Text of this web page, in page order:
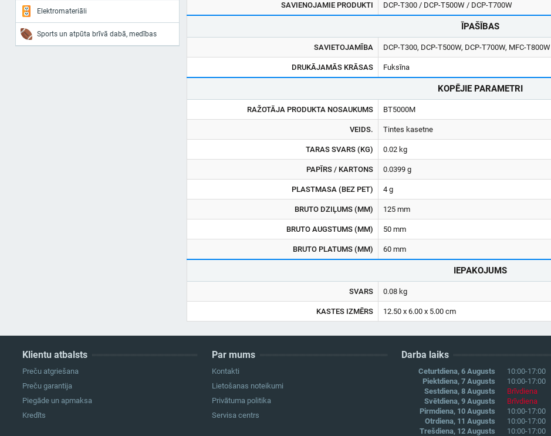
Elektromateriāli
Sports un atpūta brīvā dabā, medības
SAVIENOJAMIE PRODUKTI DCP-T300 / DCP-T500W / DCP-T700W
ĪPAŠĪBAS
SAVIETOJAMĪBA DCP-T300, DCP-T500W, DCP-T700W, MFC-T800W
DRUKĀJAMĀS KRĀSAS Fuksīna
KOPĒJIE PARAMETRI
RAŽOTĀJA PRODUKTA NOSAUKUMS BT5000M
VEIDS. Tintes kasetne
TARAS SVARS (KG) 0.02 kg
PAPĪRS / KARTONS 0.0399 g
PLASTMASA (BEZ PET) 4 g
BRUTO DZIĻUMS (MM) 125 mm
BRUTO AUGSTUMS (MM) 50 mm
BRUTO PLATUMS (MM) 60 mm
IEPAKOJUMS
SVARS 0.08 kg
KASTES IZMĒRS 12.50 x 6.00 x 5.00 cm
Klientu atbalsts
Preču atgriešana
Preču garantija
Piegāde un apmaksa
Kredīts
Par mums
Kontakti
Lietošanas noteikumi
Privātuma politika
Servisa centrs
Darba laiks
Ceturtdiena, 6 Augusts
10:00-17:00
Piektdiena, 7 Augusts
10:00-17:00
Sestdiena, 8 Augusts
Brīvdiena
Svētdiena, 9 Augusts
Brīvdiena
Pirmdiena, 10 Augusts
10:00-17:00
Otrdiena, 11 Augusts
10:00-17:00
Trešdiena, 12 Augusts
10:00-17:00